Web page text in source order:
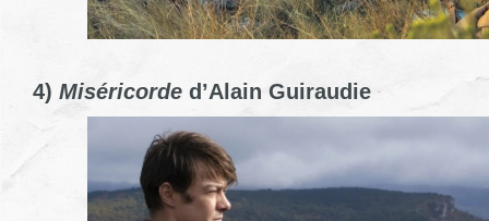
4) Miséricorde d’Alain Guiraudie